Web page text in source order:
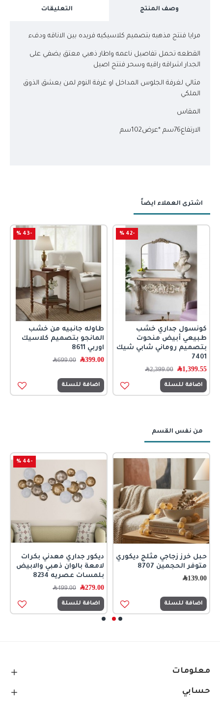
وصف المنتج التعليقات
مرايا فنتج مذهبه بتصميم كلاسيكيه فريده بين الاناقه ودفء
القطعه تحمل تفاصيل ناعمه واطار ذهبي معتق يضفي على
الجدار اشراقه راقيه وسحر فنتج اصيل
مثالي لغرفة الجلوس المداخل او غرفة النوم لمن يعشق الذوق
الملكي
المقاس
الارتفاع76سم *عرض102سم
اشترى العملاء ايضاً
-42 %
كونسول جداري خشب
طبيعي أبيض منحوت
بتصميم روماني شابي شيك
7401
1,399.55﷼ 2,399.00﷼
اضافة للسلة
-43 %
طاوله جانبيه من خشب
المانجو بتصميم كلاسيك
اوربي 8611
399.00﷼ 699.00﷼
اضافة للسلة
من نفس القسم
حبل خرز زجاجي مثلج ديكوري
متوفر الحجمين 8707
139.00﷼
اضافة للسلة
-44 %
ديكور جداري معدني بكرات
لامعة بالوان ذهبي والابيض
بلمسات عصريه 8234
279.00﷼ 499.00﷼
اضافة للسلة
معلومات
حسابي